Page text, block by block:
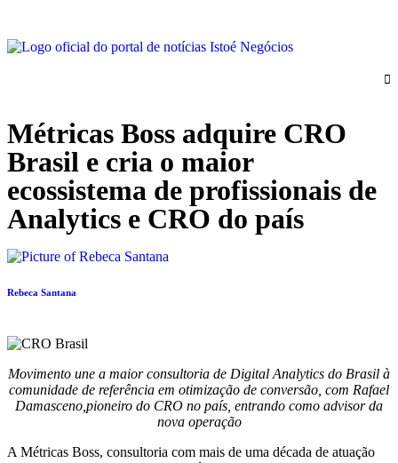
Métricas Boss adquire CRO
Brasil e cria o maior
ecossistema de profissionais de
Analytics e CRO do país
Rebeca Santana
Movimento une a maior consultoria de Digital Analytics do Brasil à
comunidade de referência em otimização de conversão, com Rafael
Damasceno,pioneiro do CRO no país, entrando como advisor da
nova operação
A Métricas Boss, consultoria com mais de uma década de atuação